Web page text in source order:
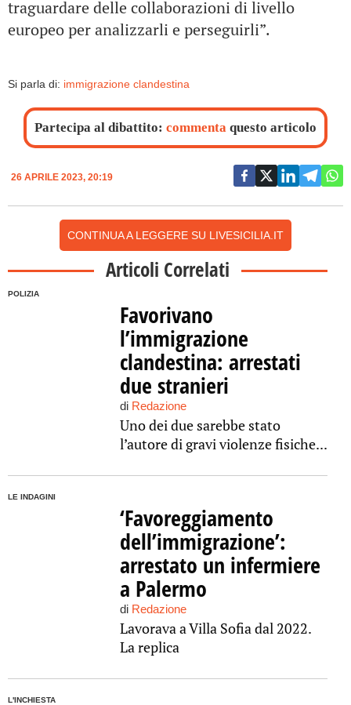
traguardare delle collaborazioni di livello
europeo per analizzarli e perseguirli”.
Si parla di: immigrazione clandestina
Partecipa al dibattito: commenta questo articolo
26 APRILE 2023, 20:19
CONTINUA A LEGGERE SU LIVESICILIA.IT
Articoli Correlati
POLIZIA
Favorivano
l’immigrazione
clandestina: arrestati
due stranieri
di Redazione
Uno dei due sarebbe stato
l’autore di gravi violenze fisiche...
LE INDAGINI
‘Favoreggiamento
dell’immigrazione’:
arrestato un infermiere
a Palermo
di Redazione
Lavorava a Villa Sofia dal 2022.
La replica
L'INCHIESTA